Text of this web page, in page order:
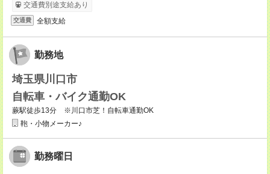
交通費別途支給あり
交通費 全額支給
勤務地
埼玉県川口市
自転車・バイク通勤OK
蕨駅徒歩13分 ※川口市芝！自転車通勤OK
鞄・小物メーカー♪
勤務曜日